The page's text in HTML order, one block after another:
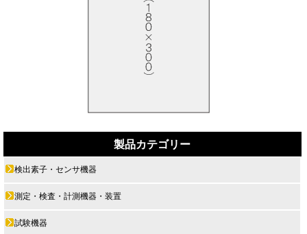
製品カテゴリー
検出素子・センサ機器
測定・検査・計測機器・装置
試験機器